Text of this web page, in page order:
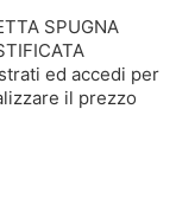
SPUGNA
ed accedi per
il prezzo